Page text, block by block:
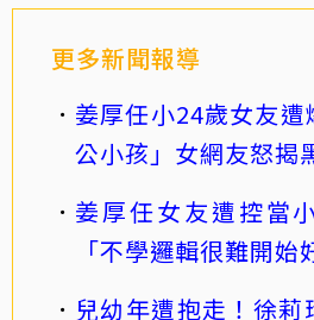
更多新聞報導
姜厚任小24歲女友
公小孩」女網友怒揭
姜厚任女友遭控當
「不學邏輯很難開始
兒幼年遭抱走！徐